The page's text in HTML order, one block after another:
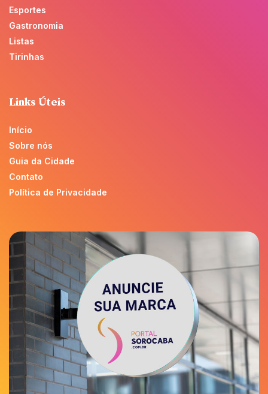
Esportes
Gastronomia
Listas
Tirinhas
Links Úteis
Início
Sobre nós
Guia da Cidade
Contato
Política de Privacidade